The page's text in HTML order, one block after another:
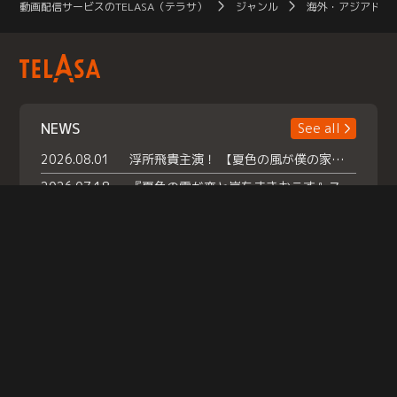
動画配信サービスのTELASA（テラサ） ジャンル 海外・アジアドラ
NEWS
See all
2026.08.01
浮所飛貴主演！ 【夏色の風が僕の家にやってきた】 本日よりテラサで独占配信スタート！
2026.07.18
『夏色の雲が恋と嵐をまきおこす』スペシャルメイキング 【Part1】2026年７月18日（土）23時30分～配信スタート！話題のシーンの裏側を大公開！豪華キャスト大集合！ 『武宮家 真夏の家族会議』開催！